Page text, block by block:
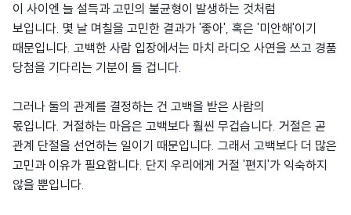
이 사이엔 늘 설득과 고민의 불균형이 발생하는 것처럼
보입니다. 몇 날 며칠을 고민한 결과가 '좋아', 혹은 '미안해'이기
때문입니다. 고백한 사람 입장에서는 마치 라디오 사연을 쓰고 경품
당첨을 기다리는 기분이 들 겁니다.
그러나 둘의 관계를 결정하는 건 고백을 받은 사람의
몫입니다. 거절하는 마음은 고백보다 훨씬 무겁습니다. 거절은 곧
관계 단절을 선언하는 일이기 때문입니다. 그래서 고백보다 더 많은
고민과 이유가 필요합니다. 단지 우리에게 거절 '편지'가 익숙하지
않을 뿐입니다.